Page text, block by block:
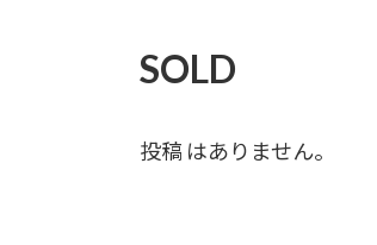
SOLD
投稿 はありません。